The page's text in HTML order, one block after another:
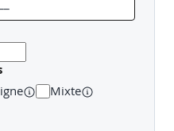
un projet ?
établir une stratégie
tendances ?
?
moraux et sociaux ?
Mixte